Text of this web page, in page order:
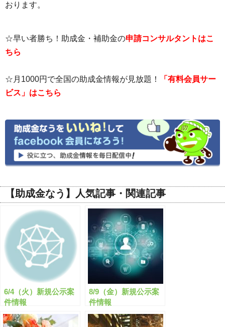
おります。
☆早い者勝ち！助成金・補助金の申請コンサルタントはこ
ちら
☆月1000円で全国の助成金情報が見放題！
「有料会員サー
ビス」はこちら
【助成金なう】人気記事・関連記事
6/4（火）新規公示案
件情報
8/9（金）新規公示案
件情報